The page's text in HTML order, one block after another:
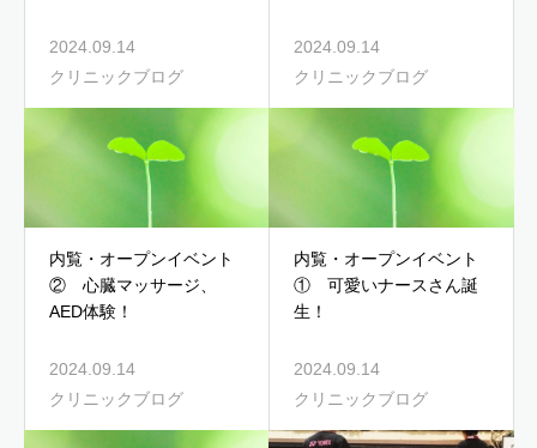
2024.09.14
クリニックブログ
2024.09.14
クリニックブログ
内覧・オープンイベント
② 心臓マッサージ、
AED体験！
2024.09.14
クリニックブログ
内覧・オープンイベント
① 可愛いナースさん誕
生！
2024.09.14
クリニックブログ